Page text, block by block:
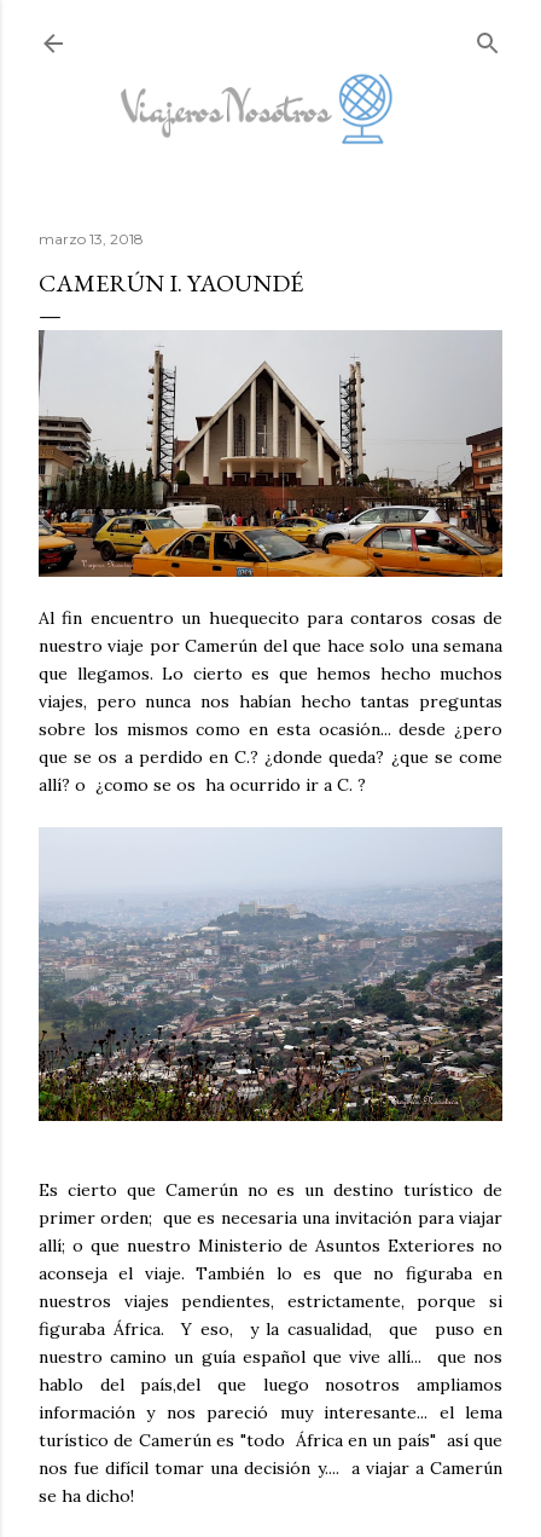
marzo 13, 2018
CAMERÚN I. YAOUNDÉ
Al fin encuentro un huequecito para contaros cosas de
nuestro viaje por Camerún del que hace solo una semana
que llegamos. Lo cierto es que hemos hecho muchos
viajes, pero nunca nos habían hecho tantas preguntas
sobre los mismos como en esta ocasión... desde ¿pero
que se os a perdido en C.? ¿donde queda? ¿que se come
allí? o ¿como se os ha ocurrido ir a C. ?
Es cierto que Camerún no es un destino turístico de
primer orden; que es necesaria una invitación para viajar
allí; o que nuestro Ministerio de Asuntos Exteriores no
aconseja el viaje. También lo es que no figuraba en
nuestros viajes pendientes, estrictamente, porque si
figuraba África. Y eso, y la casualidad, que puso en
nuestro camino un guía español que vive allí... que nos
hablo del país,del que luego nosotros ampliamos
información y nos pareció muy interesante... el lema
turístico de Camerún es "todo África en un país" así que
nos fue difícil tomar una decisión y.... a viajar a Camerún
se ha dicho!